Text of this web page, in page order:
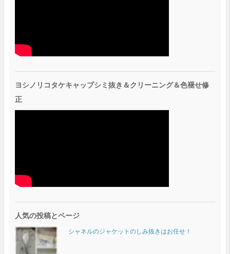
ヨシノリコタケキャップシミ抜き＆クリーニング＆色褪せ修
正
人気の投稿とページ
シャネルのジャケットのしみ抜きはお任せ！